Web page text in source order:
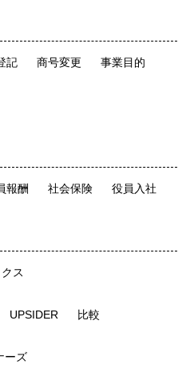
記 商号変更 事業目的
報酬 社会保険 役員入社
ス
UPSIDER 比較
ーズ